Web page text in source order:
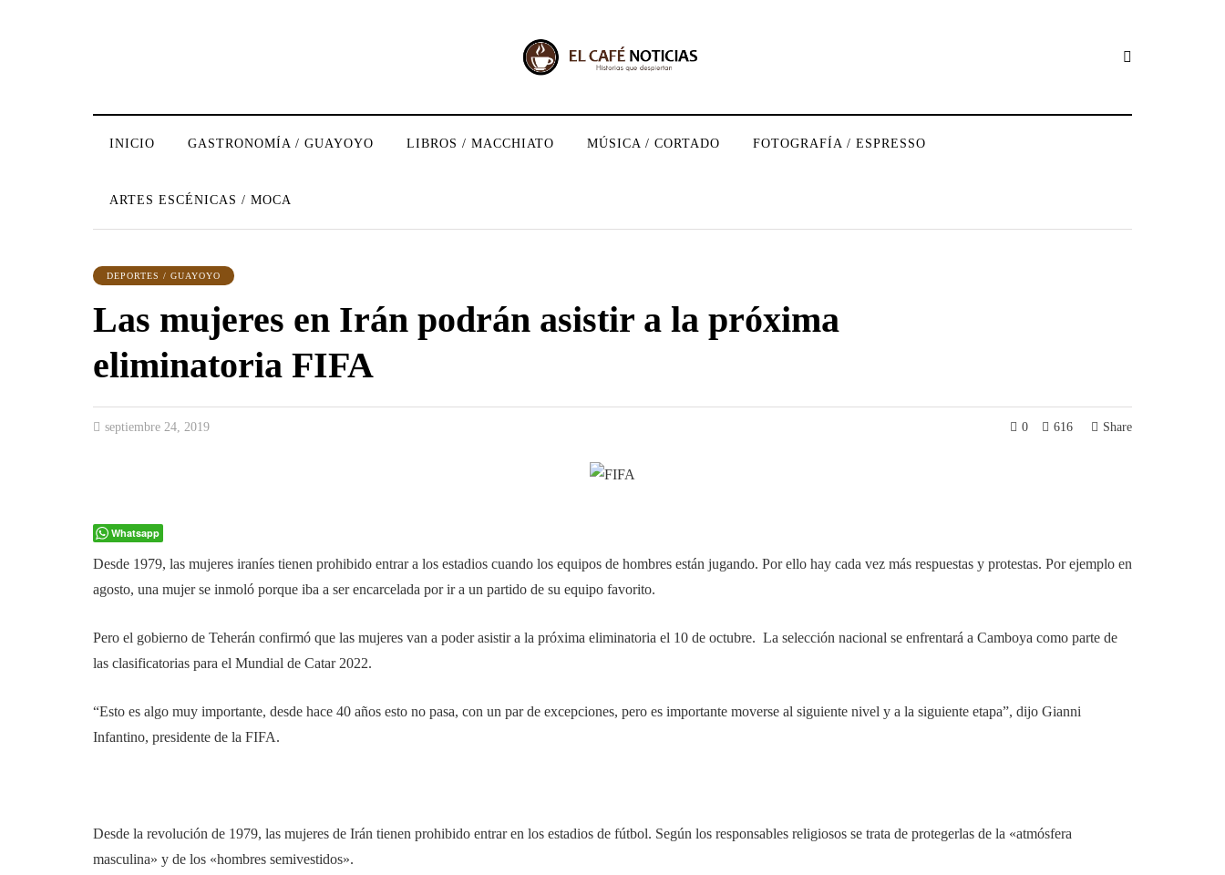
INICIO GASTRONOMÍA / GUAYOYO LIBROS / MACCHIATO MÚSICA / CORTADO FOTOGRAFÍA / ESPRESSO
ARTES ESCÉNICAS / MOCA
DEPORTES / GUAYOYO
Las mujeres en Irán podrán asistir a la próxima
eliminatoria FIFA
septiembre 24, 2019 0 616 Share
Whatsapp
Desde 1979, las mujeres iraníes tienen prohibido entrar a los estadios cuando los equipos de hombres están jugando. Por ello hay cada vez más respuestas y protestas. Por ejemplo en
agosto, una mujer se inmoló porque iba a ser encarcelada por ir a un partido de su equipo favorito.
Pero el gobierno de Teherán confirmó que las mujeres van a poder asistir a la próxima eliminatoria el 10 de octubre. La selección nacional se enfrentará a Camboya como parte de
las clasificatorias para el Mundial de Catar 2022.
“Esto es algo muy importante, desde hace 40 años esto no pasa, con un par de excepciones, pero es importante moverse al siguiente nivel y a la siguiente etapa”, dijo Gianni
Infantino, presidente de la FIFA.
Desde la revolución de 1979, las mujeres de Irán tienen prohibido entrar en los estadios de fútbol. Según los responsables religiosos se trata de protegerlas de la «atmósfera
masculina» y de los «hombres semivestidos».